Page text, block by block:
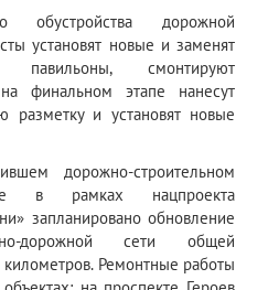
дорожной
установят новые и заменят
павильоны, смонтируют
финальном этапе нанесут
разметку и установят новые
дорожно-строительном
в рамках нацпроекта
запланировано обновление
дорожной сети общей
Ремонтные работы